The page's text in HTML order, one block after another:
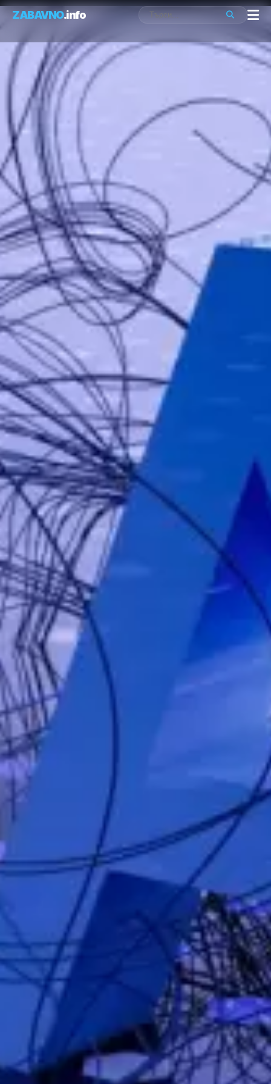
ZABAVNO.info